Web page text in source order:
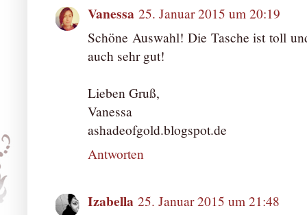
Vanessa 25. Januar 2015 um 20:19
Schöne Auswahl! Die Tasche ist toll
auch sehr gut!
Lieben Gruß,
Vanessa
ashadeofgold.blogspot.de
Antworten
Izabella 25. Januar 2015 um 21:48